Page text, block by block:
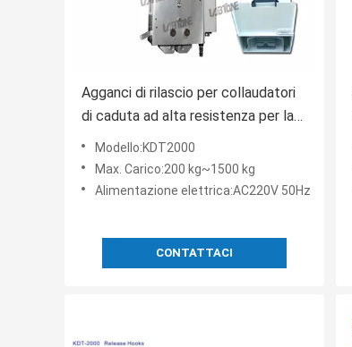
Agganci di rilascio per collaudatori
di caduta ad alta resistenza per la
prova d'impatto di grandi campioni e
di imballaggi non convenzionali
Modello:KDT2000
Max. Carico:200 kg~1500 kg
Alimentazione elettrica:AC220V 50Hz
CONTATTACI